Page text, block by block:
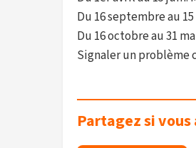
Du 16 septembre au
Du 16 octobre au 31
Signaler un
Partagez si